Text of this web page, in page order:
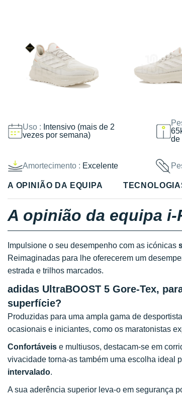
Uso : Intensivo (mais de 2
vezes por semana)
de
Amortecimento : Excelente
A OPINIÃO DA EQUIPA
A opinião da equipa i-
Impulsione o seu desempenho com as icónicas
Reimaginadas para lhe oferecerem um
estrada e trilhos marcados.
adidas UltraBOOST 5 Gore-Tex,
superfície?
Produzidas para uma ampla gama de
ocasionais e iniciantes, como os maratonistas
Confortáveis e multiusos, destacam-se em
vivacidade torna-as também uma escolha ideal
intervalado.
A sua aderência superior leva-o em segurança